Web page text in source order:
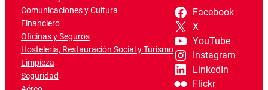
Comunicaciones y Cultura
Financiero
Oficinas y Seguros
Hostelería, Restauración Social y Turismo
Limpieza
Seguridad
Facebook
X
YouTube
Instagram
LinkedIn
Flickr